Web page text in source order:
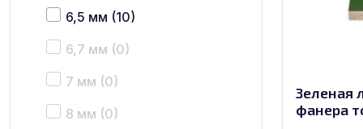
6,5 мм (10)
6,7 мм (0)
7 мм (0)
8 мм (0)
Зеленая
фанера